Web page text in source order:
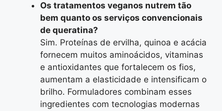
Os tratamentos veganos nutrem tão
bem quanto os serviços convencionais
de queratina?
Sim. Proteínas de ervilha, quinoa e acácia
fornecem muitos aminoácidos, vitaminas
e antioxidantes que fortalecem os fios,
aumentam a elasticidade e intensificam o
brilho. Formuladores combinam esses
ingredientes com tecnologias modernas